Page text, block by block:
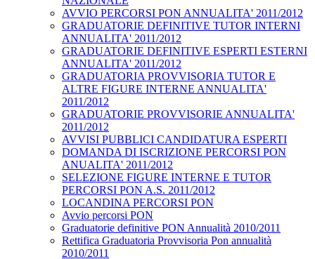
AVVIO PERCORSI PON ANNUALITA' 2011/2012
GRADUATORIE DEFINITIVE TUTOR INTERNI
ANNUALITA' 2011/2012
GRADUATORIE DEFINITIVE ESPERTI ESTERNI
ANNUALITA' 2011/2012
GRADUATORIA PROVVISORIA TUTOR E
ALTRE FIGURE INTERNE ANNUALITA'
2011/2012
GRADUATORIE PROVVISORIE ANNUALITA'
2011/2012
AVVISI PUBBLICI CANDIDATURA ESPERTI
DOMANDA DI ISCRIZIONE PERCORSI PON
ANUALITA' 2011/2012
SELEZIONE FIGURE INTERNE E TUTOR
PERCORSI PON A.S. 2011/2012
LOCANDINA PERCORSI PON
Avvio percorsi PON
Graduatorie definitive PON Annualità 2010/2011
Rettifica Graduatoria Provvisoria Pon annualità
2010/2011